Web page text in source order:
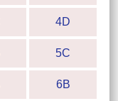
4D
5C
6B